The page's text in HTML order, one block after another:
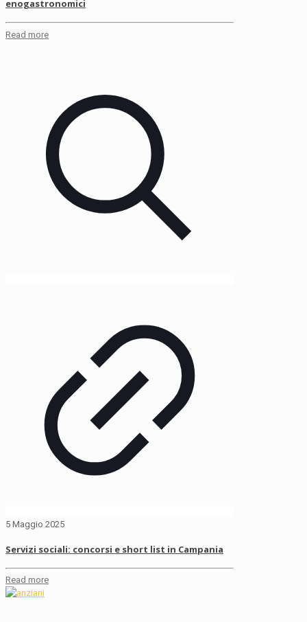
enogastronomici
Read more
5 Maggio 2025
Servizi sociali: concorsi e short list in Campania
Read more